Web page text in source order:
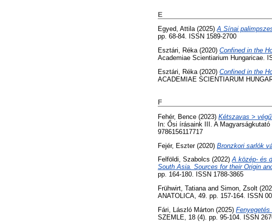
E
Egyed, Attila(2025)A Sínai
pp. 68-84. ISSN 1589-2700
Esztári, Réka(2020) Confined in the
Academiae Scientiarium Hungaricae.
Esztári, Réka(2020) Confined in the
ACADEMIAE SCIENTIARUM
F
Fehér, Bence (2023) Kétszavas >
In: Ősi írásaink III. A
9786156117717
Fejér, Eszter(2020) Bronzkori sarlók
Felföldi, Szabolcs (2022)A közép- és
South Asia. Sources for their Origin
pp. 164-180. ISSN 1788-3865
Frühwirt, Tatianaand Simon, Zsolt
ANATOLICA, 49. pp. 157-164. ISSN
Fári, László Márton (2025)
SZEMLE, 18 (4). pp. 95-104. ISSN